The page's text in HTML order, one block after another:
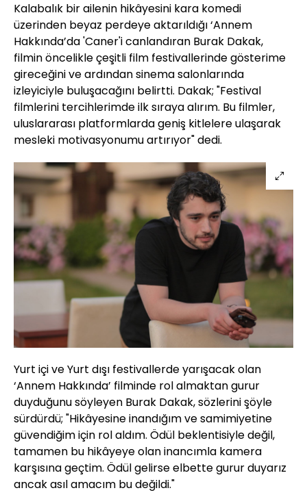
Kalabalık bir ailenin hikâyesini kara komedi
üzerinden beyaz perdeye aktarıldığı ‘Annem
Hakkında’da 'Caner'i canlandıran Burak Dakak,
filmin öncelikle çeşitli film festivallerinde gösterime
gireceğini ve ardından sinema salonlarında
izleyiciyle buluşacağını belirtti. Dakak; "Festival
filmlerini tercihlerimde ilk sıraya alırım. Bu filmler,
uluslararası platformlarda geniş kitlelere ulaşarak
mesleki motivasyonumu artırıyor" dedi.
Yurt içi ve Yurt dışı festivallerde yarışacak olan
‘Annem Hakkında’ filminde rol almaktan gurur
duyduğunu söyleyen Burak Dakak, sözlerini şöyle
sürdürdü; "Hikâyesine inandığım ve samimiyetine
güvendiğim için rol aldım. Ödül beklentisiyle değil,
tamamen bu hikâyeye olan inancımla kamera
karşısına geçtim. Ödül gelirse elbette gurur duyarız
ancak asıl amacım bu değildi."